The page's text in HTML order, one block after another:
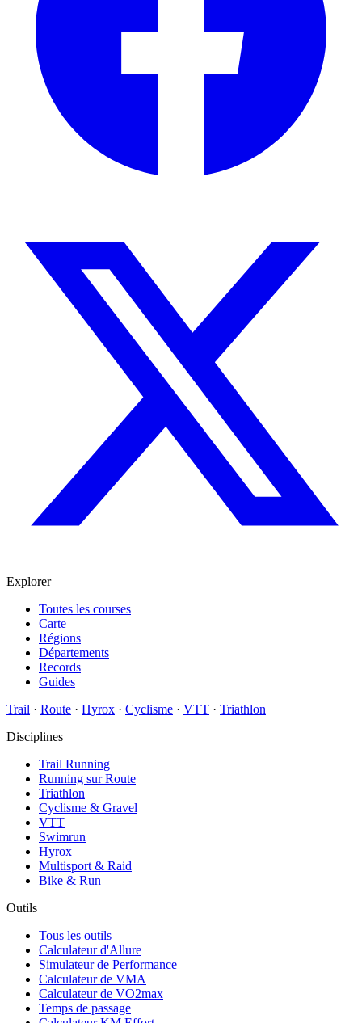
Explorer
Toutes les courses
Carte
Régions
Départements
Records
Guides
Trail · Route · Hyrox · Cyclisme · VTT · Triathlon
Disciplines
Trail Running
Running sur Route
Triathlon
Cyclisme & Gravel
VTT
Swimrun
Hyrox
Multisport & Raid
Bike & Run
Outils
Tous les outils
Calculateur d'Allure
Simulateur de Performance
Calculateur de VMA
Calculateur de VO2max
Temps de passage